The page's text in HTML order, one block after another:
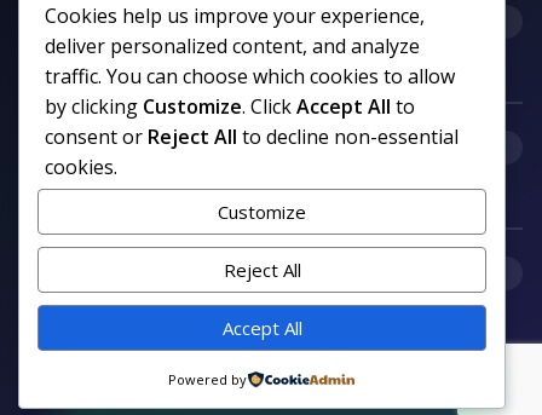
Categorias
Links uteis
Siga nosso canal no WhatsApp
Cookies help us improve your experience,
deliver personalized content, and analyze
traffic. You can choose which cookies to allow
by clicking Customize. ClickAccept All to
consent or Reject All to decline non-essential
cookies.
Customize
Reject All
Accept All
Powered by